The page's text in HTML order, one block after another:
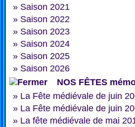
» Saison 2021
» Saison 2022
» Saison 2023
» Saison 2024
» Saison 2025
» Saison 2026
NOS FÊTES
» La Fête médiévale de juin
» La Fête médiévale de juin
» La fête médiévale de mai